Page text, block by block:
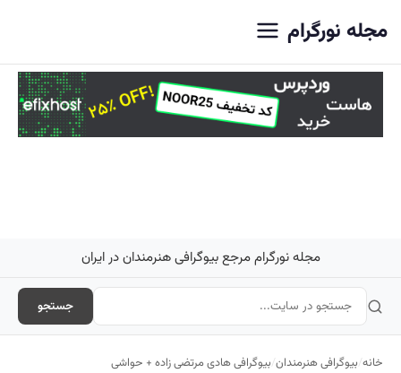
مجله نورگرام
مجله نورگرام مرجع بیوگرافی هنرمندان در ایران
جستجو
خانه/بیوگرافی هنرمندان/بیوگرافی هادی مرتضی زاده + حواشی